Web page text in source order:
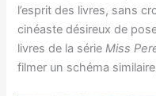
l’esprit des livres, sans
cinéaste désireux de
livres de la sérieMiss
filmer un schéma